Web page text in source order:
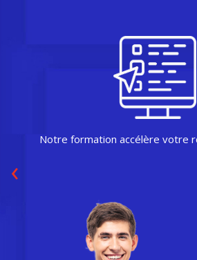
Notre formation accélère votre
‹